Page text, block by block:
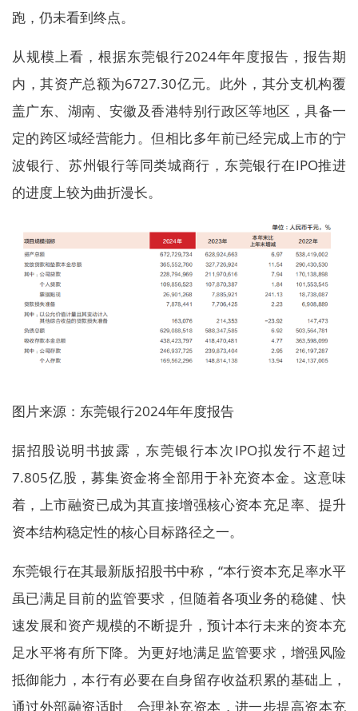
跑，仍未看到终点。
从规模上看，根据东莞银行2024年年度报告，报告期
内，其资产总额为6727.30亿元。此外，其分支机构覆
盖广东、湖南、安徽及香港特别行政区等地区，具备一
定的跨区域经营能力。但相比多年前已经完成上市的宁
波银行、苏州银行等同类城商行，东莞银行在IPO推进
的进度上较为曲折漫长。
图片来源：东莞银行2024年年度报告
据招股说明书披露，东莞银行本次IPO拟发行不超过
7.805亿股，募集资金将全部用于补充资本金。这意味
着，上市融资已成为其直接增强核心资本充足率、提升
资本结构稳定性的核心目标路径之一。
东莞银行在其最新版招股书中称，“本行资本充足率水平
虽已满足目前的监管要求，但随着各项业务的稳健、快
速发展和资产规模的不断提升，预计本行未来的资本充
足水平将有所下降。为更好地满足监管要求，增强风险
抵御能力，本行有必要在自身留存收益积累的基础上，
通过外部融资适时、合理补充资本，进一步提高资本充